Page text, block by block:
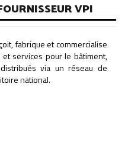
VPI
fabrique et commercialise
services pour le bâtiment,
via un réseau de
national.